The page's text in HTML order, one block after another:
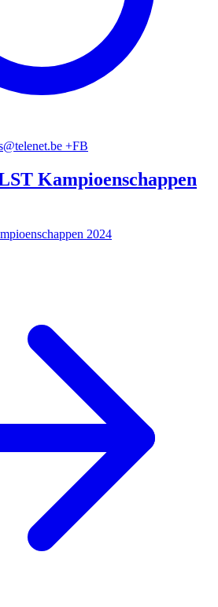
+FB
Kampioenschappen
2024